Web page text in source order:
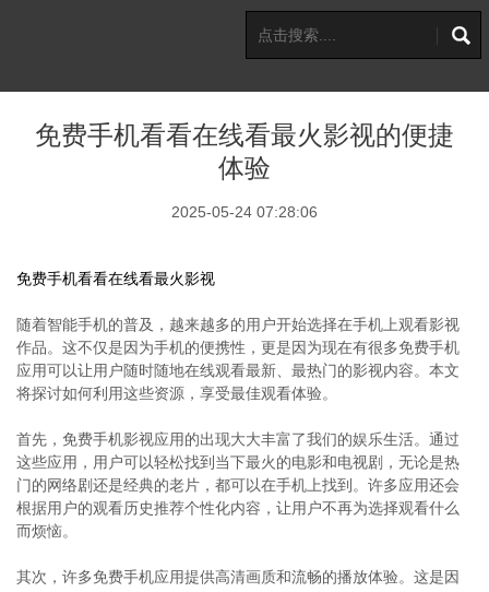
免费手机看看在线看最火影视的便捷
体验
2025-05-24 07:28:06
免费手机看看在线看最火影视
随着智能手机的普及，越来越多的用户开始选择在手机上观看影视
作品。这不仅是因为手机的便携性，更是因为现在有很多免费手机
应用可以让用户随时随地在线观看最新、最热门的影视内容。本文
将探讨如何利用这些资源，享受最佳观看体验。
首先，免费手机影视应用的出现大大丰富了我们的娱乐生活。通过
这些应用，用户可以轻松找到当下最火的电影和电视剧，无论是热
门的网络剧还是经典的老片，都可以在手机上找到。许多应用还会
根据用户的观看历史推荐个性化内容，让用户不再为选择观看什么
而烦恼。
其次，许多免费手机应用提供高清画质和流畅的播放体验。这是因